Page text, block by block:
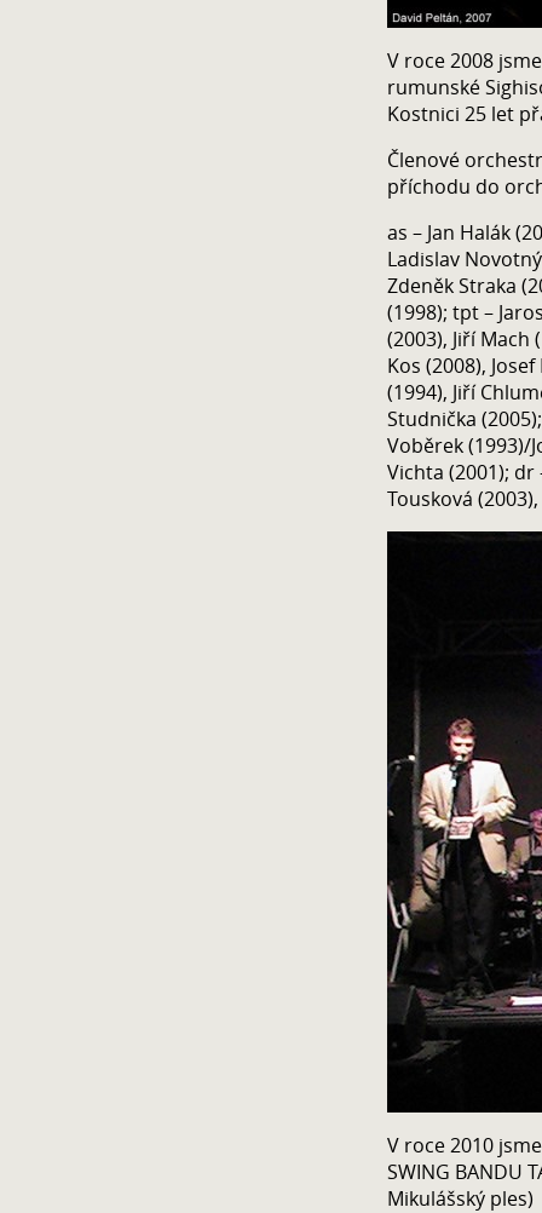
V roce 2008
rumunské
Kostnici 25 let
Členové
příchodu do
as – Jan Halák
Ladislav
Zdeněk Straka
(1998); tpt –
(2003), Jiří Mach
Kos (2008),
(1994), Jiří
Studnička
Voběrek (1993)/
Vichta (2001); dr
Tousková
V roce 2010
SWING BANDU
Mikulášský ples)